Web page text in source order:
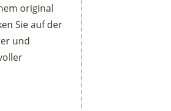
original
Sie auf der
und